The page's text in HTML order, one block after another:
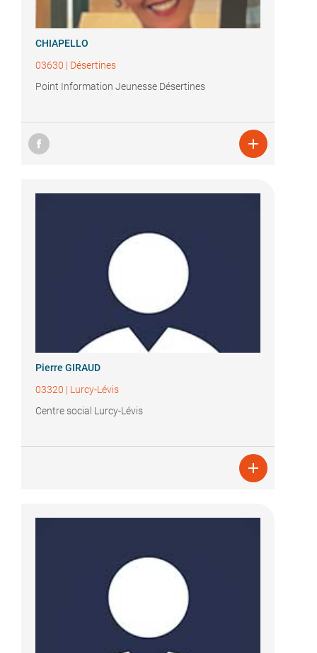
CHIAPELLO
03630 | Désertines
Point Information Jeunesse Désertines

Pierre GIRAUD
03320 | Lurcy-Lévis
Centre social Lurcy-Lévis
